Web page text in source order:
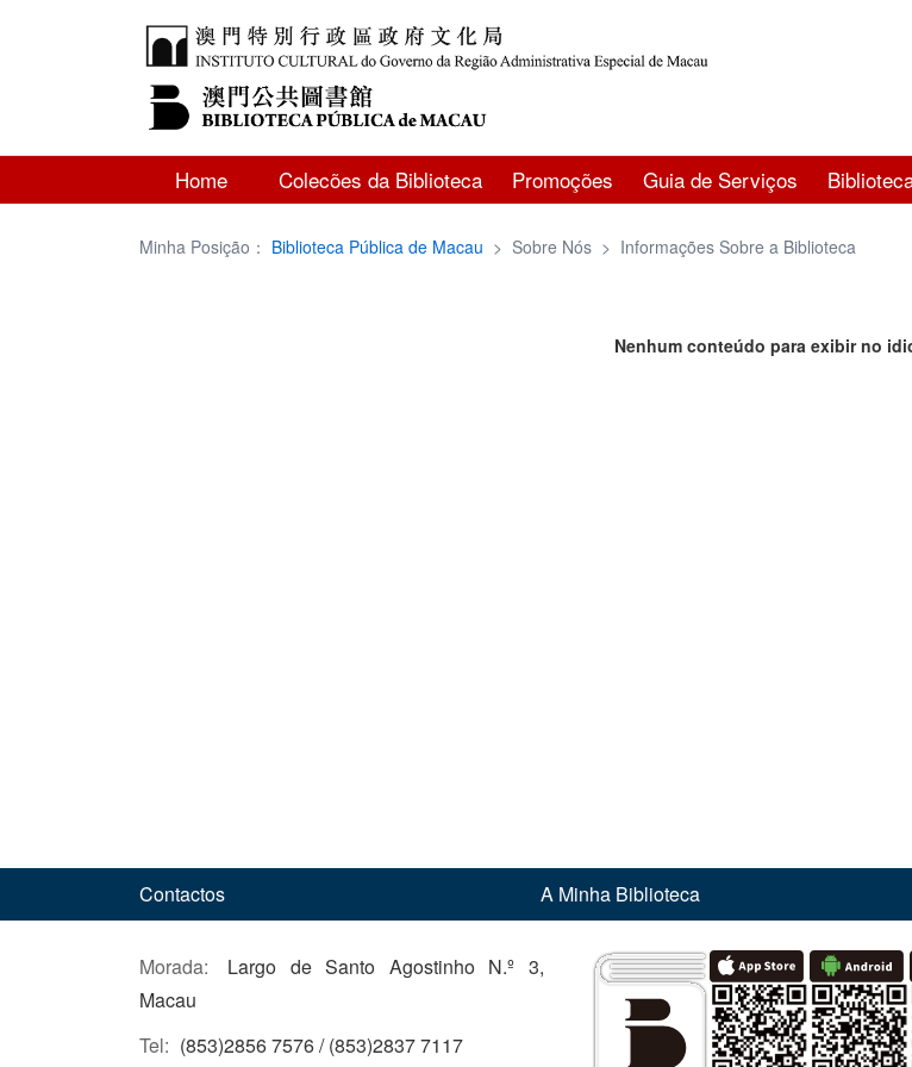
Home Colecões da Biblioteca Promoções Guia de Serviços
Minha Posição： Biblioteca Pública de Macau > Sobre Nós > Informações Sobre a Biblioteca
Nenhum conteúdo para exibir no
Contactos A Minha Biblioteca
Morada:
Largo de Santo Agostinho N.º 3,
Macau
Tel: (853)2856 7576 / (853)2837 7117